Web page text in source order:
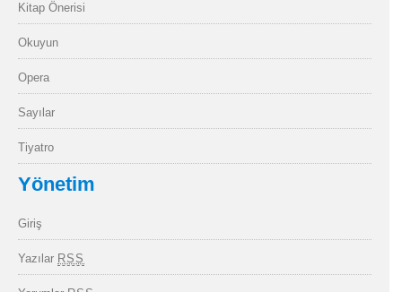
Kitap Önerisi
Okuyun
Opera
Sayılar
Tiyatro
Yönetim
Giriş
Yazılar RSS